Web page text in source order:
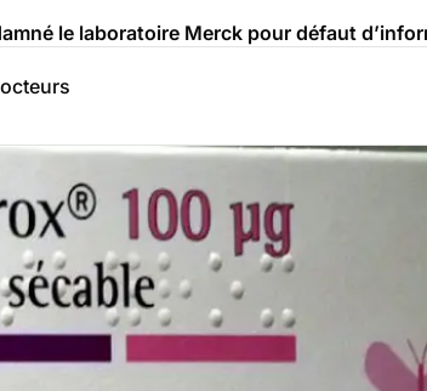
le laboratoire Merck pour défaut